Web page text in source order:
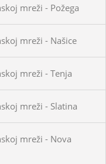
mreži - Požega
mreži - Našice
mreži - Tenja
mreži - Slatina
mreži - Nova